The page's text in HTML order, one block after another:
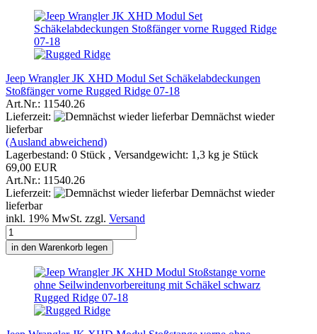
Jeep Wrangler JK XHD Modul Set Schäkelabdeckungen
Stoßfänger vorne Rugged Ridge 07-18
Art.Nr.: 11540.26
Lieferzeit:
Demnächst wieder
lieferbar
(Ausland abweichend)
Lagerbestand: 0 Stück , Versandgewicht: 1,3 kg je Stück
69,00 EUR
Art.Nr.: 11540.26
Lieferzeit:
Demnächst wieder
lieferbar
inkl. 19% MwSt. zzgl. Versand
in den Warenkorb legen